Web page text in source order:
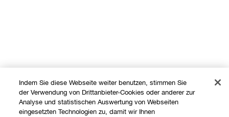
Indem Sie diese Webseite weiter benutzen, stimmen Sie
der Verwendung von Drittanbieter-Cookies oder anderer zur
Analyse und statistischen Auswertung von Webseiten
eingesetzten Technologien zu, damit wir Ihnen